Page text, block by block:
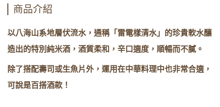
商品介紹
以八海山系地層伏流水，通稱「​雷電樣清水​」的珍貴軟水釀
造出的特別純米酒，酒質柔和，辛口適度，順暢而不膩。
除了搭配壽司或生魚片外，運用在中華料理中也非常合適，
可說是百搭酒款！